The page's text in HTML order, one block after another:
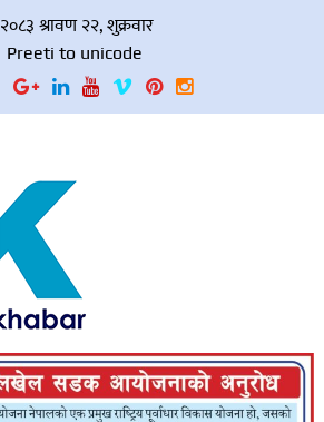
२०८३ श्रावण २२, शुक्रवार
Preeti to unicode